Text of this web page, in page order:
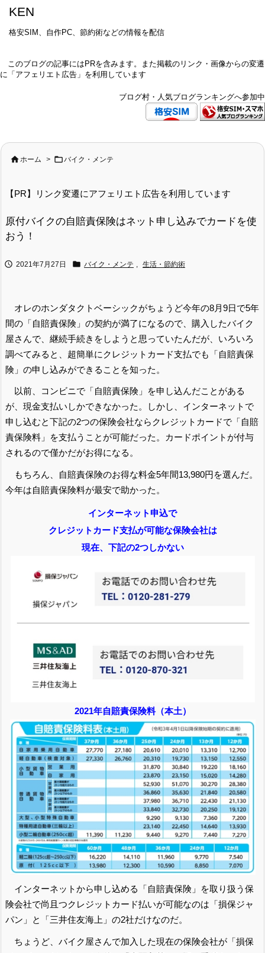
KEN
格安SIM、自作PC、節約術などの情報を配信
このブログの記事にはPRを含みます。また掲載のリンク・画像からの変遷
に「アフェリエト広告」を利用しています
ブログ村・人気ブログランキングへ参加中
 ホーム > バイク・メンテ
【PR】リンク変遷にアフェリエト広告を利用しています
原付バイクの自賠責保険はネット申し込みでカードを使
おう！
 2021年7月27日  バイク・メンテ 生活・節約術
オレのホンダタクトベーシックがちょうど今年の8月9日で5年
間の「自賠責保険」の契約が満了になるので、購入したバイク
屋さんで、継続手続きをしようと思っていたんだが、いろいろ
調べてみると、超簡単にクレジットカード支払でも「自賠責保
険」の申し込みができることを知った。
以前、コンビニで「自賠責保険」を申し込んだことがある
が、現金支払いしかできなかった。しかし、インターネットで
申し込むと下記の2つの保険会社ならクレジットカードで「自賠
責保険料」を支払うことが可能だった。カードポイントが付与
されるので僅かだがお得になる。
もちろん、自賠責保険のお得な料金5年間13,980円を選んだ。
今年は自賠責保険料が最安で助かった。
インターネット申込で
クレジットカード支払が可能な保険会社は
現在、下記の2つしかない
2021年自賠責保険料（本土）
インターネットから申し込める「自賠責保険」を取り扱う保
険会社で尚且つクレジットカード払いが可能なのは「損保ジャ
パン」と「三井住友海上」の2社だけなのだ。
ちょうど、バイク屋さんで加入した現在の保険会社が「損保